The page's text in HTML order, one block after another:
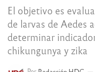
El objetivo es
de larvas de Aedes
determinar
chikungunya y zika